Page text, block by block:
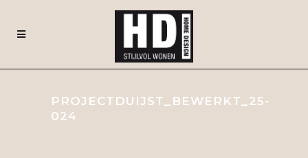
PROJECTDUIJST_BEWERKT_25-
024